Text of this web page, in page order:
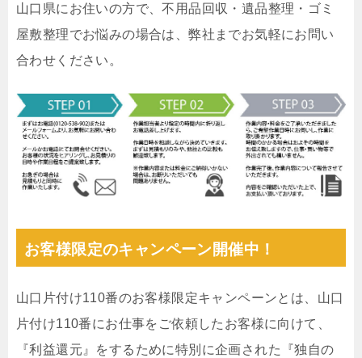
山口県にお住いの方で、不用品回収・遺品整理・ゴミ
屋敷整理でお悩みの場合は、弊社までお気軽にお問い
合わせください。
お客様限定のキャンペーン開催中！
山口片付け110番のお客様限定キャンペーンとは、山口
片付け110番にお仕事をご依頼したお客様に向けて、
『利益還元』をするために特別に企画された『独自の